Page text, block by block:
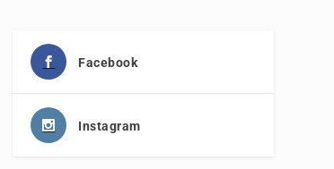
Facebook
Instagram